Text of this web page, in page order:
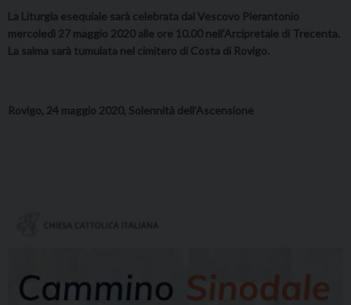
La Liturgia esequiale sarà celebrata dal Vescovo Pierantonio
mercoledì 27 maggio 2020 alle ore 10.00 nell’Arcipretale di Trecenta.
La salma sarà tumulata nel cimitero di Costa di Rovigo.
Rovigo, 24 maggio 2020, Solennità dell’Ascensione